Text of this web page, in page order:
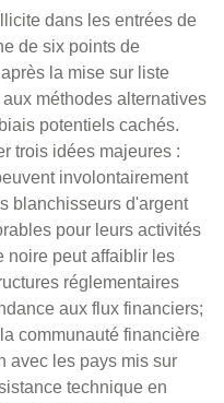
dans les entrées de
de six points de
la mise sur liste
méthodes alternatives
potentiels cachés.
trois idées majeures :
involontairement
blanchisseurs d'argent
pour leurs activités
noire peut affaiblir les
réglementaires
aux flux financiers;
communauté financière
avec les pays mis sur
technique en